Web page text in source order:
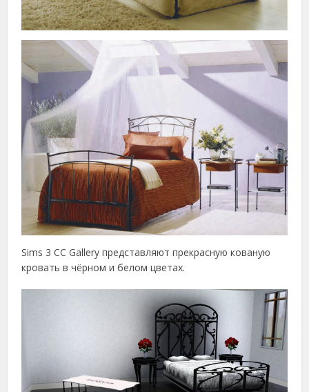
Sims 3 CC Gallery представляют прекрасную кованую
кровать в чёрном и белом цветах.